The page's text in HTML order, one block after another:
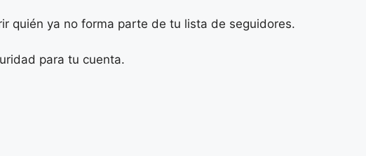
quién ya no forma parte de tu lista de seguidores.
para tu cuenta.